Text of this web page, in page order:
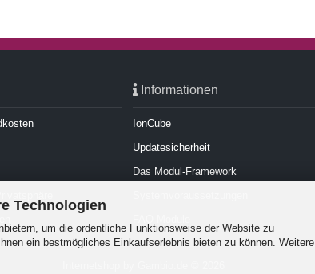
Technologien
um die ordentliche Funktionsweise der Website zu
ein bestmögliches Einkaufserlebnis bieten zu können. Weitere
Informationen
IonCube
Updatesicherheit
Das Modul-Framework